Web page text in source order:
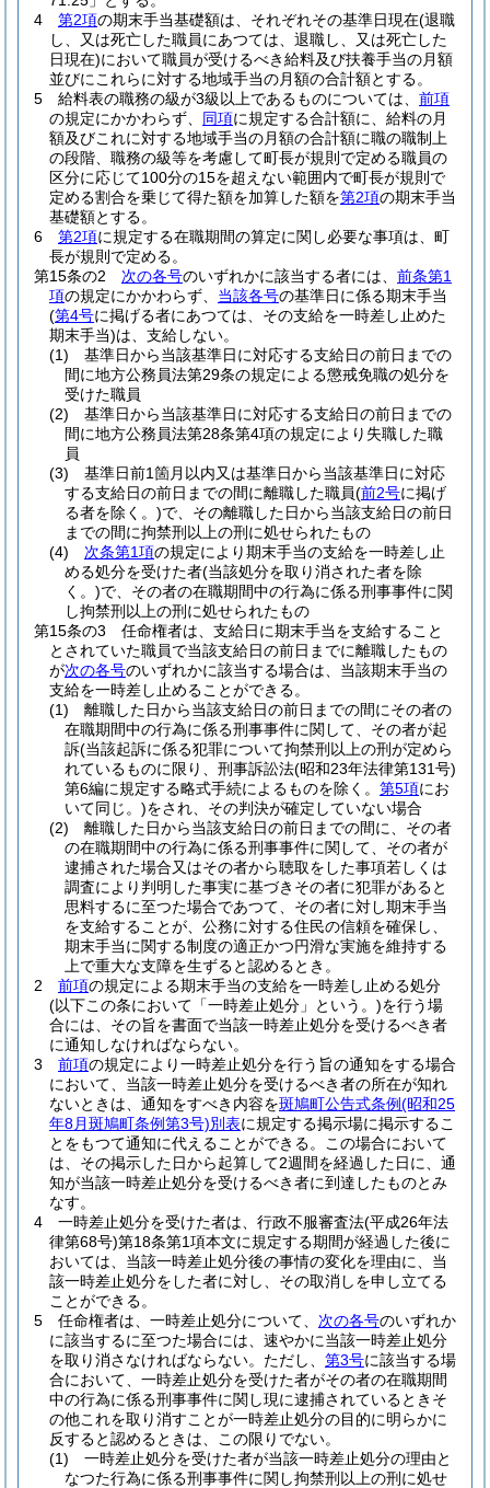
4
第2項の期末手当基礎額は、それぞれその基準日現在(退職
し、又は死亡した職員にあつては、退職し、又は死亡した
日現在)において職員が受けるべき給料及び扶養手当の月額
並びにこれらに対する地域手当の月額の合計額とする。
5
給料表の職務の級が3級以上であるものについては、 前項
の規定にかかわらず、 同項に規定する合計額に、給料の月
額及びこれに対する地域手当の月額の合計額に職の職制上
の段階、職務の級等を考慮して町長が規則で定める職員の
区分に応じて100分の15を超えない範囲内で町長が規則で
定める割合を乗じて得た額を加算した額を第2項の期末手当
基礎額とする。
6
第2項に規定する在職期間の算定に関し必要な事項は、町
長が規則で定める。
第15条の2
次の各号のいずれかに該当する者には、 前条第1
項の規定にかかわらず、 当該各号の基準日に係る期末手当
(第4号に掲げる者にあつては、その支給を一時差し止めた
期末手当)は、支給しない。
(1)
基準日から当該基準日に対応する支給日の前日までの
間に地方公務員法第29条の規定による懲戒免職の処分を
受けた職員
(2)
基準日から当該基準日に対応する支給日の前日までの
間に地方公務員法第28条第4項の規定により失職した職
員
(3)
基準日前1箇月以内又は基準日から当該基準日に対応
する支給日の前日までの間に離職した職員(前2号に掲げ
る者を除く。)で、その離職した日から当該支給日の前日
までの間に拘禁刑以上の刑に処せられたもの
(4)
次条第1項の規定により期末手当の支給を一時差し止
める処分を受けた者(当該処分を取り消された者を除
く。)で、その者の在職期間中の行為に係る刑事事件に関
し拘禁刑以上の刑に処せられたもの
第15条の3
任命権者は、支給日に期末手当を支給すること
とされていた職員で当該支給日の前日までに離職したもの
が次の各号のいずれかに該当する場合は、当該期末手当の
支給を一時差し止めることができる。
(1)
離職した日から当該支給日の前日までの間にその者の
在職期間中の行為に係る刑事事件に関して、その者が起
訴(当該起訴に係る犯罪について拘禁刑以上の刑が定めら
れているものに限り、刑事訴訟法(昭和23年法律第131号)
第6編に規定する略式手続によるものを除く。 第5項にお
いて同じ。)をされ、その判決が確定していない場合
(2)
離職した日から当該支給日の前日までの間に、その者
の在職期間中の行為に係る刑事事件に関して、その者が
逮捕された場合又はその者から聴取をした事項若しくは
調査により判明した事実に基づきその者に犯罪があると
思料するに至つた場合であつて、その者に対し期末手当
を支給することが、公務に対する住民の信頼を確保し、
期末手当に関する制度の適正かつ円滑な実施を維持する
上で重大な支障を生ずると認めるとき。
2
前項の規定による期末手当の支給を一時差し止める処分
(以下この条において「一時差止処分」という。)を行う場
合には、その旨を書面で当該一時差止処分を受けるべき者
に通知しなければならない。
3
前項の規定により一時差止処分を行う旨の通知をする場合
において、当該一時差止処分を受けるべき者の所在が知れ
ないときは、通知をすべき内容を斑鳩町公告式条例(昭和25
年8月斑鳩町条例第3号)別表に規定する掲示場に掲示するこ
とをもつて通知に代えることができる。
この場合において
は、その掲示した日から起算して2週間を経過した日に、通
知が当該一時差止処分を受けるべき者に到達したものとみ
なす。
4
一時差止処分を受けた者は、行政不服審査法(平成26年法
律第68号)第18条第1項本文に規定する期間が経過した後に
おいては、当該一時差止処分後の事情の変化を理由に、当
該一時差止処分をした者に対し、その取消しを申し立てる
ことができる。
5
任命権者は、一時差止処分について、 次の各号のいずれか
に該当するに至つた場合には、速やかに当該一時差止処分
を取り消さなければならない。 ただし、 第3号に該当する場
合において、一時差止処分を受けた者がその者の在職期間
中の行為に係る刑事事件に関し現に逮捕されているときそ
の他これを取り消すことが一時差止処分の目的に明らかに
反すると認めるときは、この限りでない。
(1)
一時差止処分を受けた者が当該一時差止処分の理由と
なつた行為に係る刑事事件に関し拘禁刑以上の刑に処せ